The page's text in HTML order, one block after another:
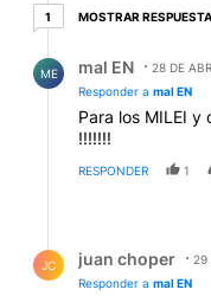
11 respuesta más
MOSTRAR
ME mal EN
28 DE
Responder a mal EN
Para los MILEI y
!!!!!!!
RESPONDER 1
JC juan choper
29
Responder a mal EN